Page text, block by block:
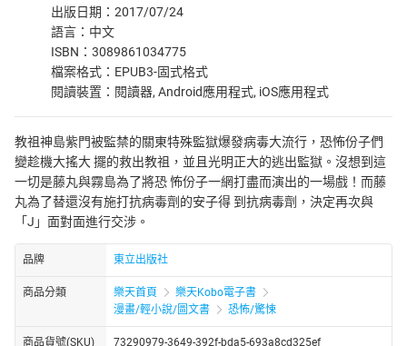
出版日期：2017/07/24
語言：中文
ISBN：3089861034775
檔案格式：EPUB3-固式格式
閱讀裝置：閱讀器, Android應用程式, iOS應用程式
教祖神島紫門被監禁的關東特殊監獄爆發病毒大流行，恐怖份子們
變趁機大搖大 擺的救出教祖，並且光明正大的逃出監獄。沒想到這
一切是藤丸與霧島為了將恐 怖份子一網打盡而演出的一場戲！而藤
丸為了替還沒有施打抗病毒劑的安子得 到抗病毒劑，決定再次與
「J」面對面進行交涉。
品牌 東立出版社
商品分類 樂天首頁
樂天Kobo電子書
漫畫/輕小說/圖文書
恐怖/驚悚
商品貨號(SKU) 73290979-3649-392f-bda5-693a8cd325ef